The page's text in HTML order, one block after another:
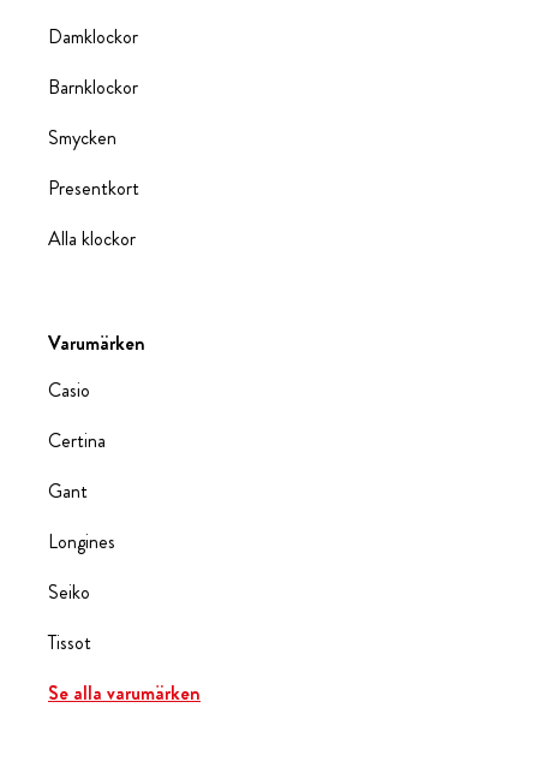
Damklockor
Barnklockor
Smycken
Presentkort
Alla klockor
Varumärken
Casio
Certina
Gant
Longines
Seiko
Tissot
Se alla varumärken